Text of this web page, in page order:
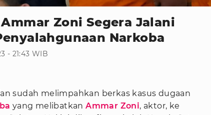
Zoni Segera Jalani
Narkoba
- 21:43 WIB
sudah melimpahkan berkas kasus dugaan
yang melibatkanAmmar Zoni, aktor, ke